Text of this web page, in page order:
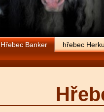
Hřebec Banker hřebec